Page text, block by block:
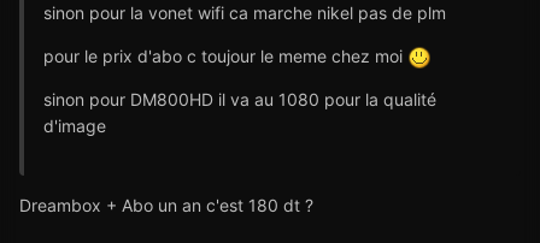
sinon pour la vonet wifi ca marche nikel pas de plm
pour le prix d'abo c toujour le meme chez moi
sinon pour DM800HD il va au 1080 pour la qualité
d'image
Dreambox + Abo un an c'est 180 dt ?